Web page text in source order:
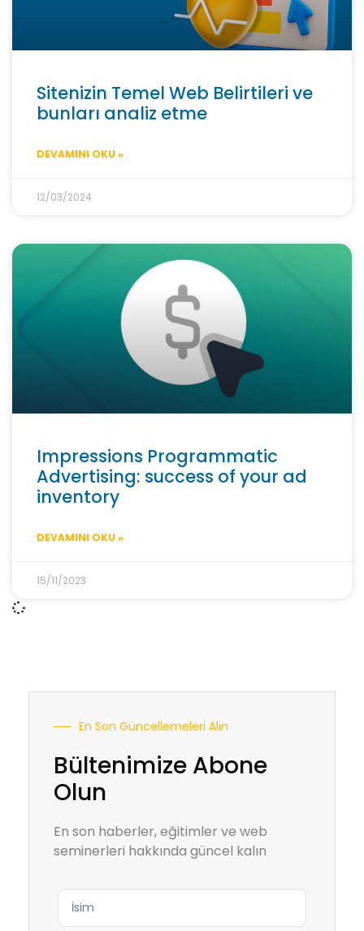
Sitenizin Temel Web Belirtileri ve
bunları analiz etme
DEVAMINI OKU »
12/03/2024
Impressions Programmatic
Advertising: success of your ad
inventory
DEVAMINI OKU »
15/11/2023
En Son Güncellemeleri Alın
Bültenimize Abone
Olun
En son haberler, eğitimler ve web
seminerleri hakkında güncel kalın